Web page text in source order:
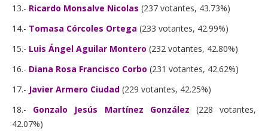
13.- Ricardo Monsalve Nicolas (237 votantes, 43.73%)
14.- Tomasa Córcoles Ortega (233 votantes, 42.99%)
15.- Luis Ángel Aguilar Montero (232 votantes, 42.80%)
16.- Diana Rosa Francisco Corbo (231 votantes, 42.62%)
17.- Javier Armero Ciudad (229 votantes, 42.25%)
18.- Gonzalo Jesús Martínez González (228 votantes,
42.07%)